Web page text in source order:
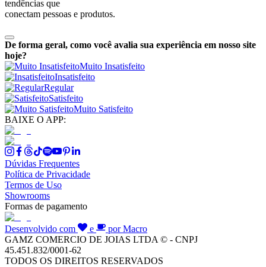
tendências que
conectam pessoas e produtos.
De forma geral, como você avalia sua experiência em nosso site
hoje?
Muito Insatisfeito
Insatisfeito
Regular
Satisfeito
Muito Satisfeito
BAIXE O APP:
Dúvidas Frequentes
Política de Privacidade
Termos de Uso
Showrooms
Formas de pagamento
Desenvolvido com e
por Macro
GAMZ COMERCIO DE JOIAS LTDA © - CNPJ
45.451.832/0001-62
TODOS OS DIREITOS RESERVADOS